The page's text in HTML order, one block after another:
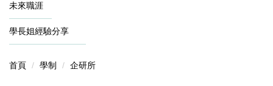
未來職涯
學長姐經驗分享
首頁 學制 企研所